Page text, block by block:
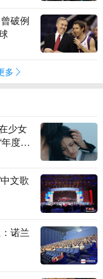
破例
多
少女
度新
文歌
诺兰